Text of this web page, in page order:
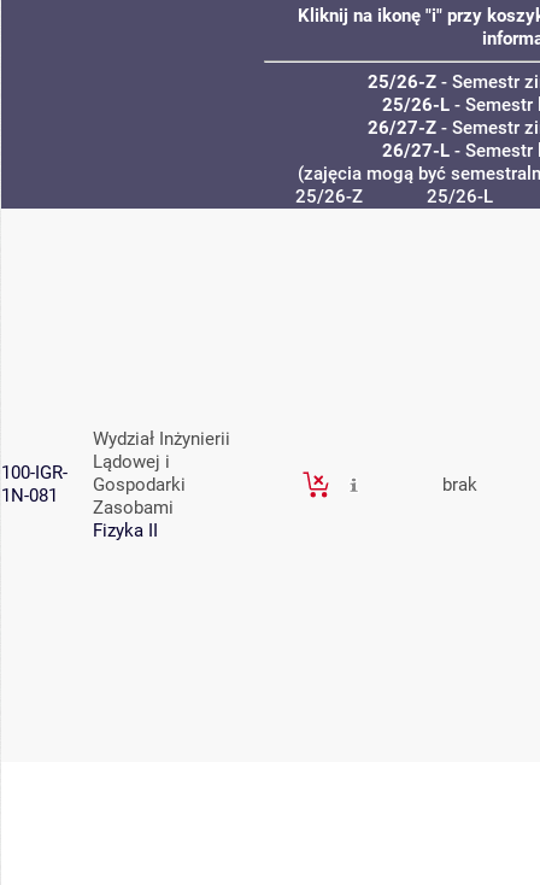
Kliknij na ikonę "i" przy
25/26-Z - Semestr
25/26-L -
26/27-Z - Semestr
26/27-L -
(zajęcia mogą być
25/26-Z
25/26-L
100-IGR-
1N-081
Wydział Inżynierii
Lądowej i
Gospodarki
Zasobami
Fizyka II
brak